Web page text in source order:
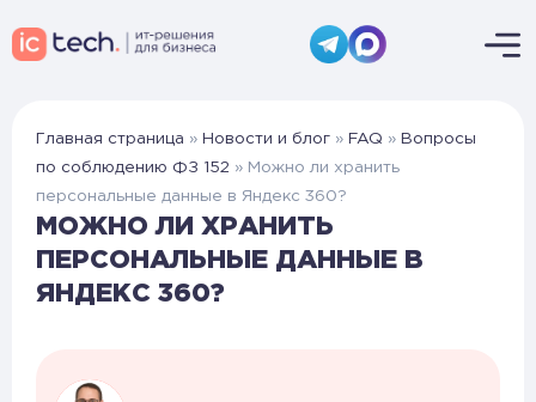
Главная страница » Новости и блог » FAQ » Вопросы
по соблюдению ФЗ 152 » Можно ли хранить
персональные данные в Яндекс 360?
МОЖНО ЛИ ХРАНИТЬ
ПЕРСОНАЛЬНЫЕ ДАННЫЕ В
ЯНДЕКС 360?